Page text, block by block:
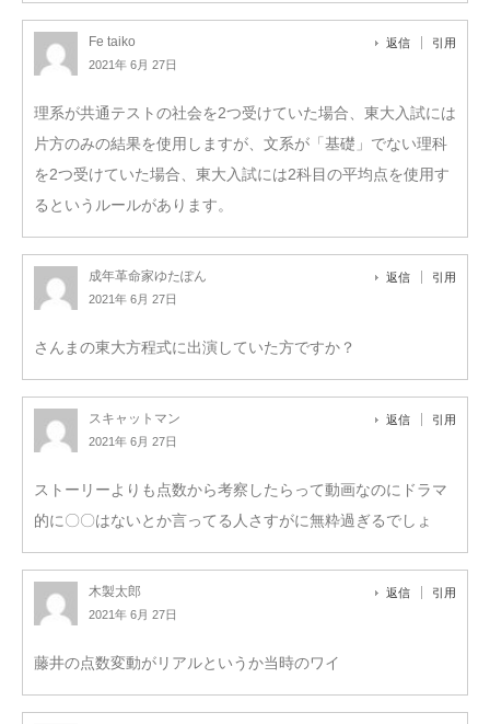
Fe taiko
2021年 6月 27日
返信 引用
理系が共通テストの社会を2つ受けていた場合、東大入試には
片方のみの結果を使用しますが、文系が「基礎」でない理科
を2つ受けていた場合、東大入試には2科目の平均点を使用す
るというルールがあります。
成年革命家ゆたぽん
2021年 6月 27日
返信 引用
さんまの東大方程式に出演していた方ですか？
スキャットマン
2021年 6月 27日
返信 引用
ストーリーよりも点数から考察したらって動画なのにドラマ
的に〇〇はないとか言ってる人さすがに無粋過ぎるでしょ
木製太郎
2021年 6月 27日
返信 引用
藤井の点数変動がリアルというか当時のワイ